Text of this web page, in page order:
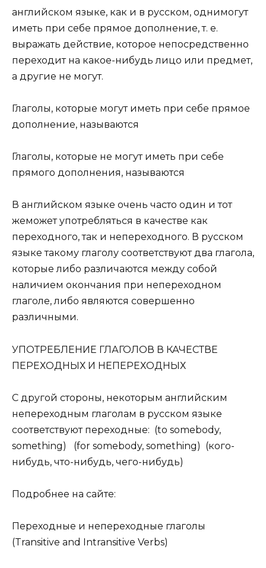
английском языке, как и в русском, однимогут
иметь при себе прямое дополнение, т. е.
выражать действие, которое непосредственно
переходит на какое-нибудь лицо или предмет,
а другие не могут.
Глаголы, которые могут иметь при себе прямое
дополнение, называются
Глаголы, которые не могут иметь при себе
прямого дополнения, называются
В английском языке очень часто один и тот
жеможет употребляться в качестве как
переходного, так и непереходного. В русском
языке такому глаголу соответствуют два глагола,
которые либо различаются между собой
наличием окончания при непереходном
глаголе, либо являются совершенно
различными.
УПОТРЕБЛЕНИЕ ГЛАГОЛОВ В КАЧЕСТВЕ
ПЕРЕХОДНЫХ И НЕПЕРЕХОДНЫХ
С другой стороны, некоторым английским
непереходным глаголам в русском языке
соответствуют переходные: (to somebody,
something) (for somebody, something) (кого-
нибудь, что-нибудь, чего-нибудь)
Подробнее на сайте:
Переходные и непереходные глаголы
(Transitive and Intransitive Verbs)